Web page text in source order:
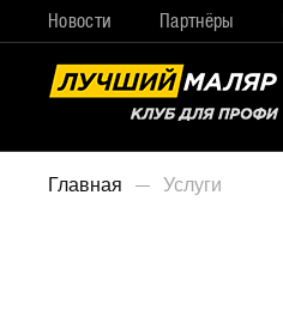
Новости Партнёры
Главная Услуги